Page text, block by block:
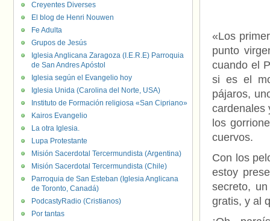
«Los
punto
cuando el
si es el
pájaros,
cardenales
los
cuervos.
Con los
estoy
secreto,
gratis, y al
Creyentes Diverses
El blog de Henri Nouwen
Fe Adulta
Grupos de Jesús
Iglesia Anglicana Zaragoza (I.E.R.E) Parroquia
de San Andres Apóstol
Iglesia según el Evangelio hoy
Iglesia Unida (Carolina del Norte, USA)
Instituto de Formación religiosa «San Cipriano»
Kairos Evangelio
La otra Iglesia.
Lupa Protestante
Misión Sacerdotal Tercermundista (Argentina)
Misión Sacerdotal Tercermundista (Chile)
Parroquia de San Esteban (Iglesia Anglicana
de Toronto, Canadá)
PodcastyRadio (Cristianos)
Por tantas